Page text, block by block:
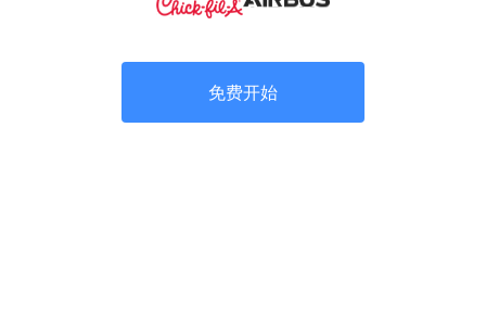
免费开始